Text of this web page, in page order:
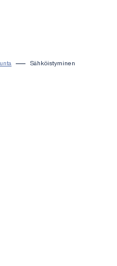
Sähköistyminen